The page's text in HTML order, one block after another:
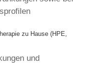
zu Hause (HPE,
und